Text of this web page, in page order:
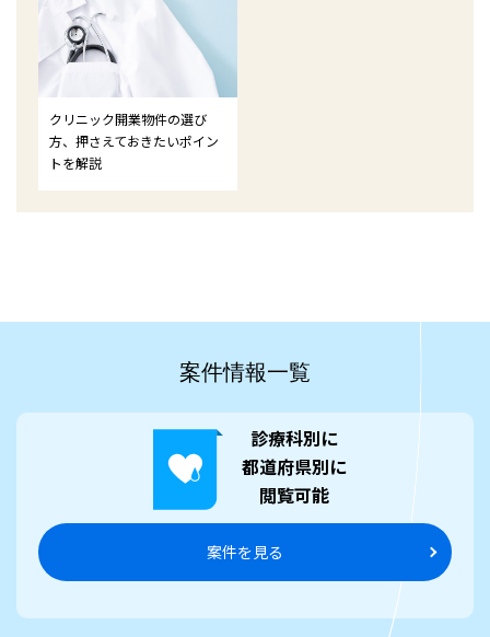
クリニック開業物件の選び
方、押さえておきたいポイン
トを解説
案件情報一覧
診療科別に
都道府県別に
閲覧可能
案件を見る